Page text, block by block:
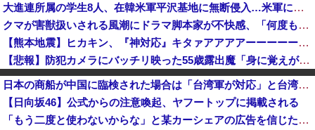
大進連所属の学生8人、在韓米軍平沢基地に無断侵入…米軍により身柄拘束！
クマが害獣扱いされる風潮にドラマ脚本家が不快感、「何度もクマに会ったことがあるけど全然怖くなかった」と主張しており……
【熊本地震】ヒカキン、『神対応』キタァアアアアーーーーーーー！！
【悲報】防犯カメラにバッチリ映った55歳露出魔「身に覚えがありません」と容疑を否認。どう言い訳する気だこれ
日本共産党の街宣車が電柱に衝突「居眠りをしてしまった」同乗していた県議を含め男女3人重傷 - 長野県駒ケ根市 [8/6]
【速報】イオンモール熊本の爆発原因が判明！！！！
日本の商船が中国に臨検された場合は「台湾軍が対応」と台湾軍トップ！
【日向坂46】公式からの注意喚起、ヤフートップに掲載される
「もう二度と使わないからな」と某カーシェアの広告を信じた人が絶叫、船が遅れたからバスが無くなって困ってたりこの看板が…